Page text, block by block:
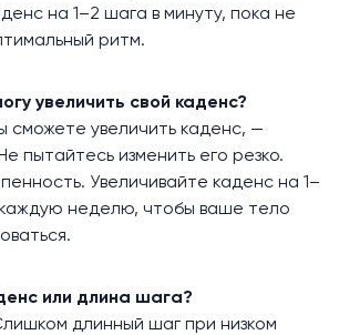
на 1–2 шага в минуту, пока не
ритм.
увеличить свой каденс?
сможете увеличить каденс, —
пытайтесь изменить его резко.
Увеличивайте каденс на 1–
неделю, чтобы ваше тело
или длина шага?
длинный шаг при низком